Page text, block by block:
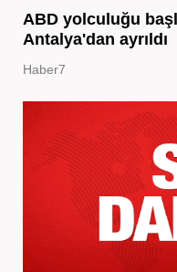
ABD yolculuğu
Antalya'dan ayrıldı
Haber7